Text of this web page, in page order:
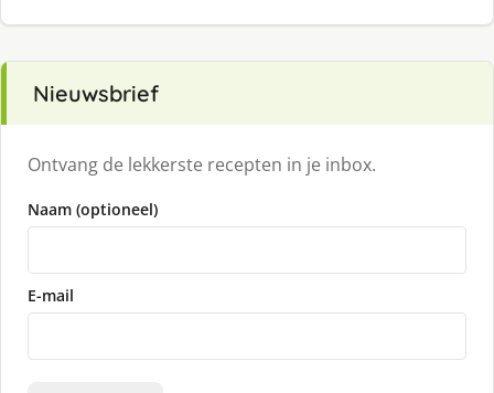
Nieuwsbrief
Ontvang de lekkerste recepten in je inbox.
Naam (optioneel)
E-mail